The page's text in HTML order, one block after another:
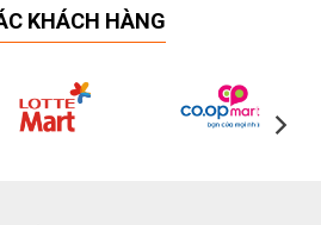
KHÁCH HÀNG